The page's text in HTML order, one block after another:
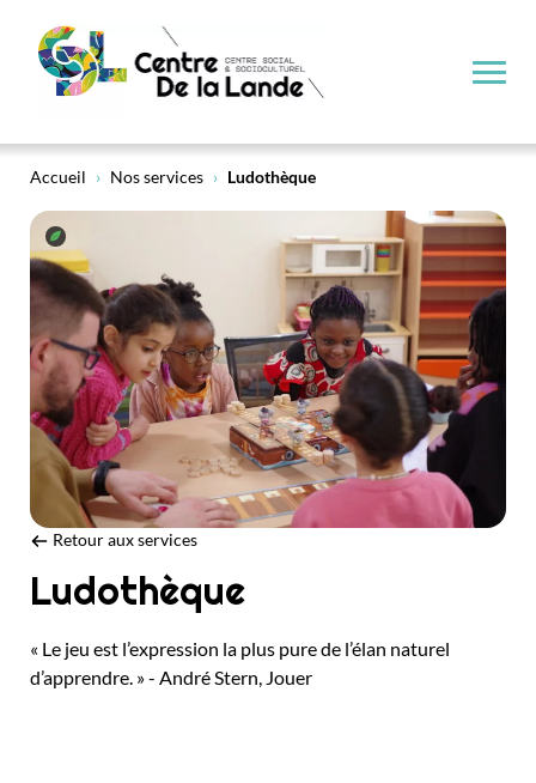
Accueil › Nos services › Ludothèque
Retour aux services
Ludothèque
« Le jeu est l’expression la plus pure de l’élan naturel
d’apprendre. » - André Stern, Jouer